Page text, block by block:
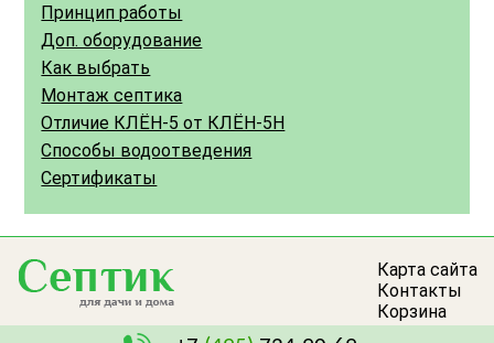
Принцип работы
Доп. оборудование
Как выбрать
Монтаж септика
Отличие КЛЁН-5 от КЛЁН-5Н
Способы водоотведения
Сертификаты
Карта сайта
Контакты
Корзина